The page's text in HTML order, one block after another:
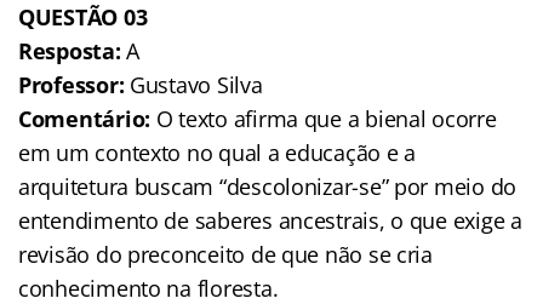
QUESTÃO 03
Resposta: A
Professor: Gustavo Silva
Comentário: O texto afirma que a bienal ocorre
em um contexto no qual a educação e a
arquitetura buscam “descolonizar-se” por meio do
entendimento de saberes ancestrais, o que exige a
revisão do preconceito de que não se cria
conhecimento na floresta.